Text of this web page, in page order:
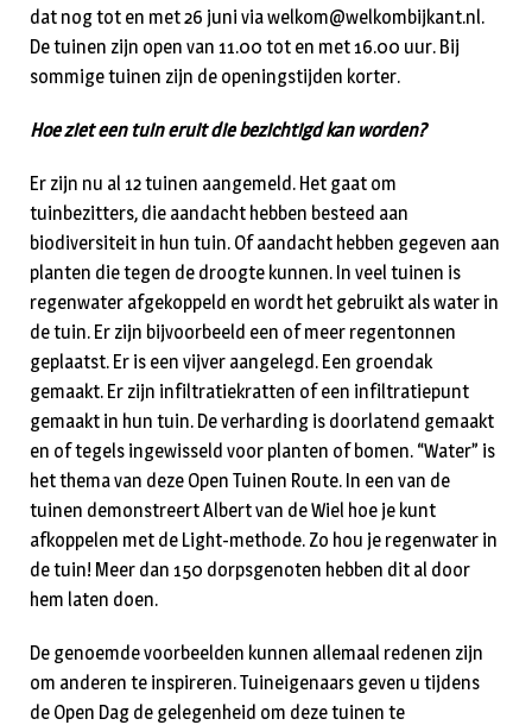
dat nog tot en met 26 juni via welkom@welkombijkant.nl.
De tuinen zijn open van 11.00 tot en met 16.00 uur. Bij
sommige tuinen zijn de openingstijden korter.
Hoe ziet een tuin eruit die bezichtigd kan worden?
Er zijn nu al 12 tuinen aangemeld. Het gaat om
tuinbezitters, die aandacht hebben besteed aan
biodiversiteit in hun tuin. Of aandacht hebben gegeven aan
planten die tegen de droogte kunnen. In veel tuinen is
regenwater afgekoppeld en wordt het gebruikt als water in
de tuin. Er zijn bijvoorbeeld een of meer regentonnen
geplaatst. Er is een vijver aangelegd. Een groendak
gemaakt. Er zijn infiltratiekratten of een infiltratiepunt
gemaakt in hun tuin. De verharding is doorlatend gemaakt
en of tegels ingewisseld voor planten of bomen. “Water” is
het thema van deze Open Tuinen Route. In een van de
tuinen demonstreert Albert van de Wiel hoe je kunt
afkoppelen met de Light-methode. Zo hou je regenwater in
de tuin! Meer dan 150 dorpsgenoten hebben dit al door
hem laten doen.
De genoemde voorbeelden kunnen allemaal redenen zijn
om anderen te inspireren. Tuineigenaars geven u tijdens
de Open Dag de gelegenheid om deze tuinen te